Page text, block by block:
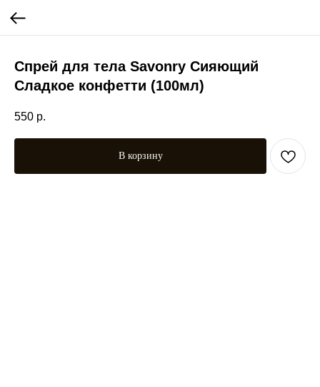
Спрей для тела Savonry Сияющий
Сладкое конфетти (100мл)
550 р.
В корзину